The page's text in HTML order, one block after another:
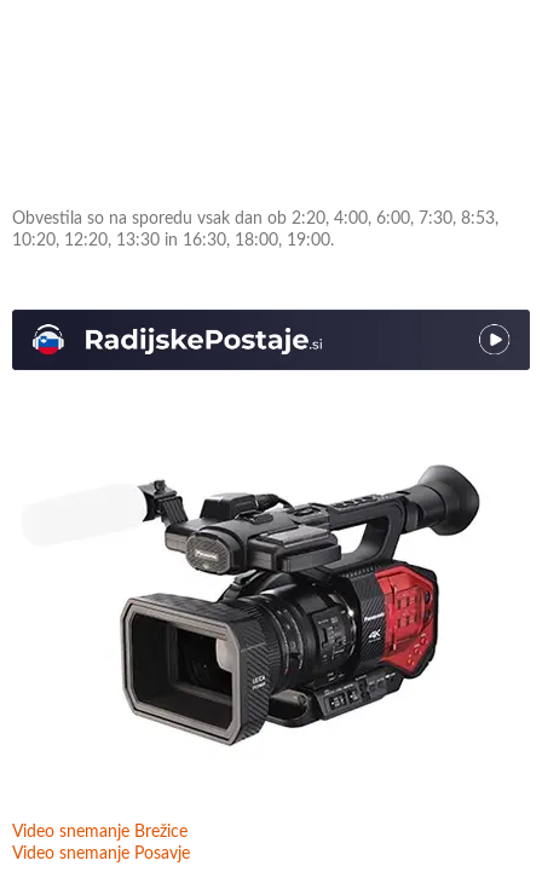
Obvestila so na sporedu vsak dan ob 2:20, 4:00, 6:00, 7:30, 8:53,
10:20, 12:20, 13:30 in 16:30, 18:00, 19:00.
Video snemanje Brežice
Video snemanje Posavje